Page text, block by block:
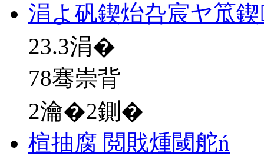
涓よ矾鍥炲叴宸ヤ笟
23.3涓�
78骞崇背
2瀹�2鍘�
楦抽腐 閲戝煄閾舵ń